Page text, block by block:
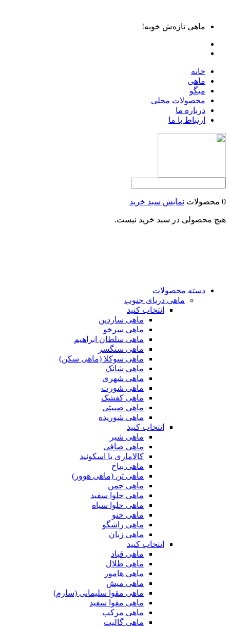
ماهی تازه‌ش خوبه!
خانه
ماهی
میگو
محصولات محلی
درباره ما
ارتباط با ما
0 محصولات نمایش سبد خرید
هیچ محصولی در سبد خرید نیست.
دسته محصولات
ماهی دریای جنوب
انتخاب کنید
ماهی ساردین
ماهی سرخو
ماهی سلطان ابراهیم
ماهی سنگسر
ماهی سوکلا (ماهی سکن)
ماهی شانک
ماهی شهری
ماهی شورت
ماهی کفشک
ماهی صبیتی
ماهی شوریده
انتخاب کنید
ماهی شیر
ماهی صافی
کالاماری یا اسکوئید
ماهی بیاح
ماهی تن (ماهی هوور)
ماهی چمن
ماهی حلوا سفید
ماهی حلوا سیاه
ماهی خنو
ماهی راشگو
ماهی زبان
انتخاب کنید
ماهی قباد
ماهی طلال
ماهی هامور
ماهی میش
ماهی مقوا سلیمانی (سارم)
ماهی مقوا سفید
ماهی مرکب
ماهی گالیت